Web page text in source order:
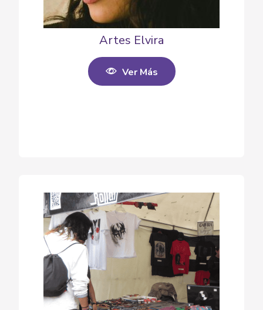
Artes Elvira
Ver Más